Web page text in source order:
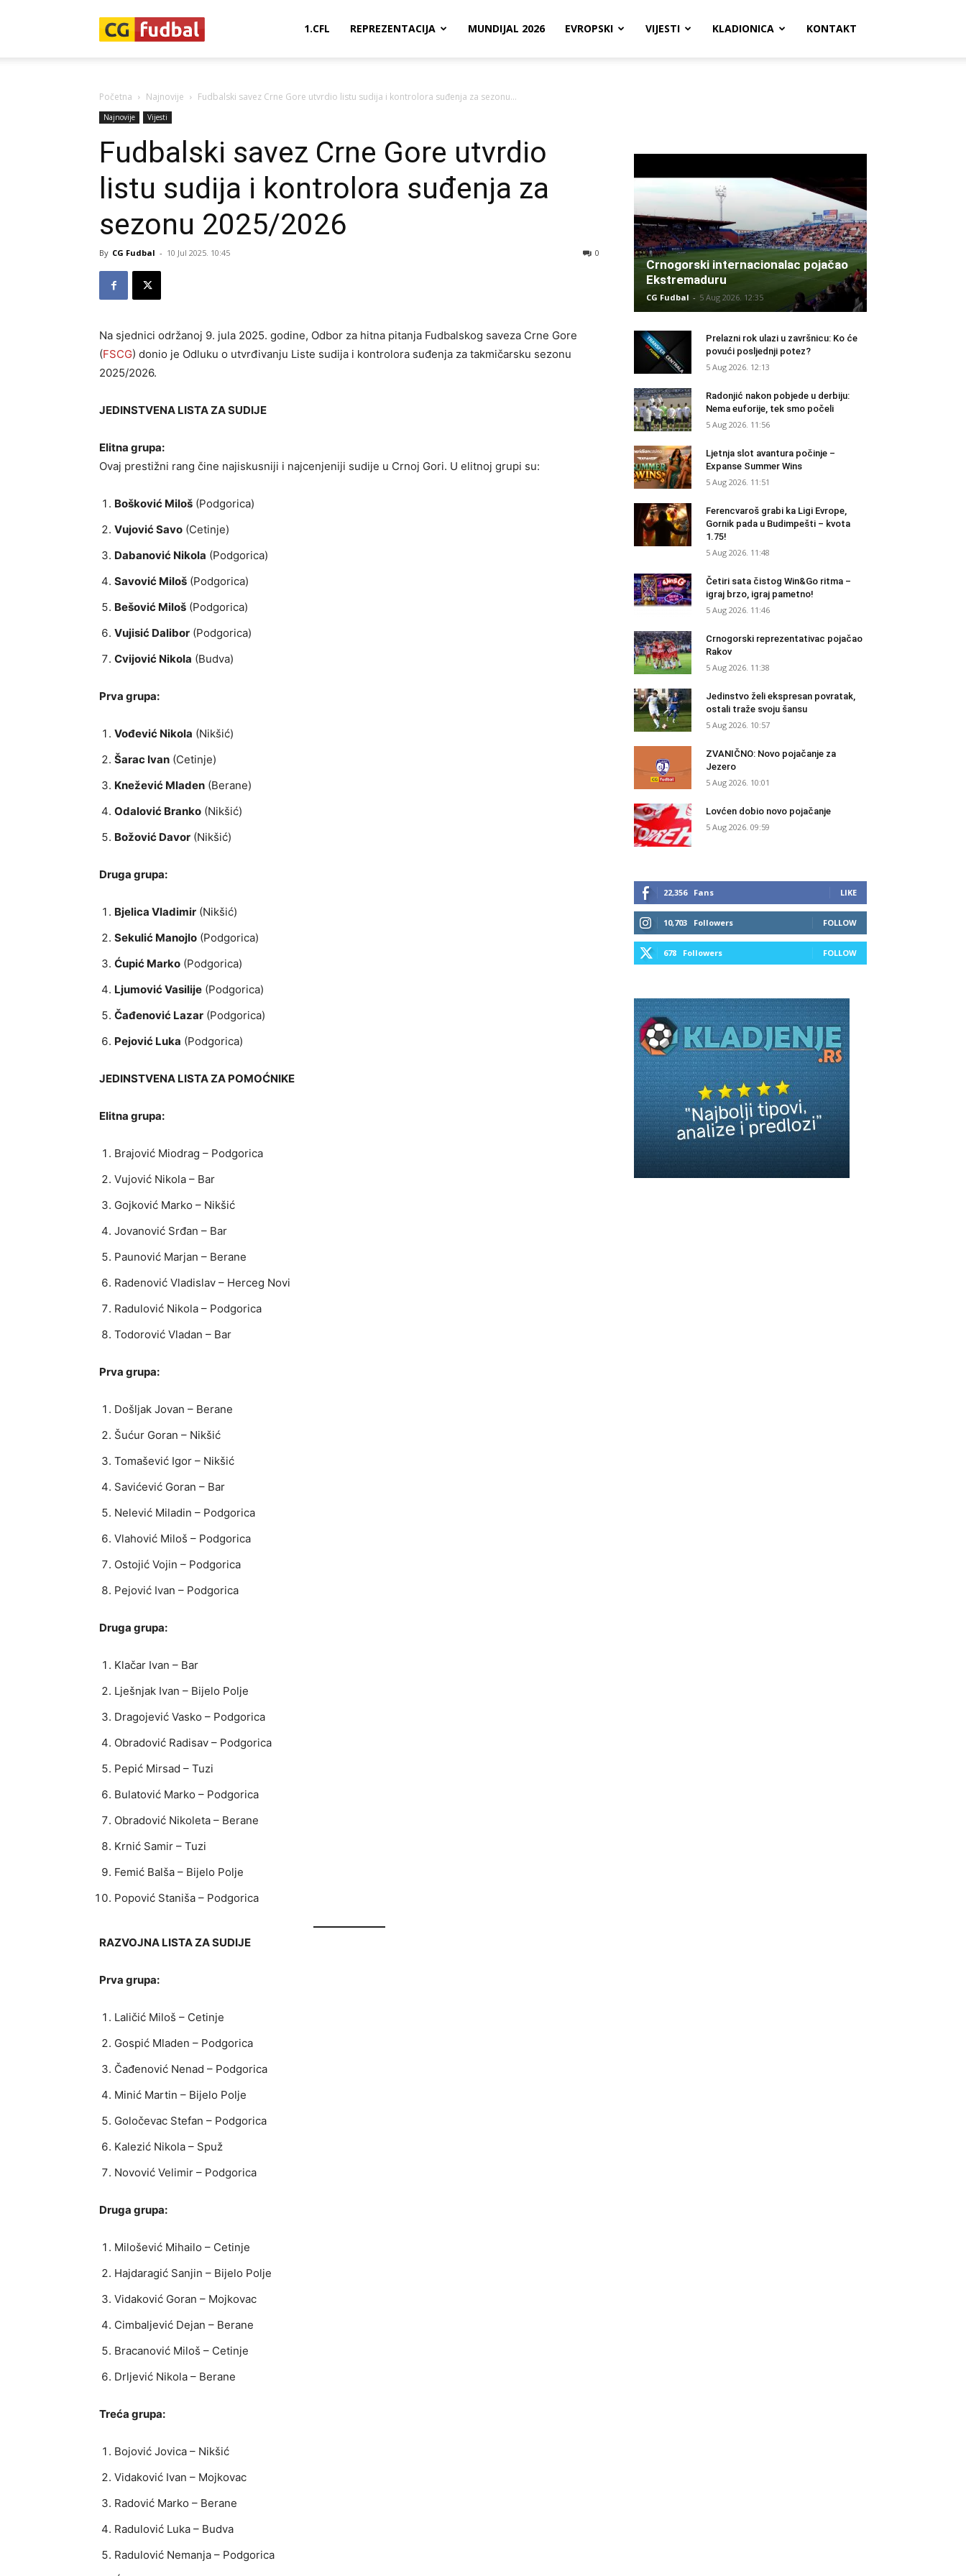
1.CFL REPREZENTACIJA MUNDIJAL 2026 EVROPSKI VIJESTI KLADIONICA KONTAKT
Početna Najnovije Fudbalski savez Crne Gore utvrdio listu sudija i kontrolora suđenja za sezonu...
Najnovije Vijesti
Fudbalski savez Crne Gore utvrdio
listu sudija i kontrolora suđenja za
sezonu 2025/2026
By CG Fudbal - 10 Jul 2025. 10:45 0
Na sjednici održanoj 9. jula 2025. godine, Odbor za hitna pitanja Fudbalskog saveza Crne Gore
(FSCG) donio je Odluku o utvrđivanju Liste sudija i kontrolora suđenja za takmičarsku sezonu
2025/2026.
JEDINSTVENA LISTA ZA SUDIJE
Elitna grupa:
Ovaj prestižni rang čine najiskusniji i najcenjeniji sudije u Crnoj Gori. U elitnoj grupi su:
Bošković Miloš (Podgorica)
Vujović Savo (Cetinje)
Dabanović Nikola (Podgorica)
Savović Miloš (Podgorica)
Bešović Miloš (Podgorica)
Vujisić Dalibor (Podgorica)
Cvijović Nikola (Budva)
Prva grupa:
Vođević Nikola (Nikšić)
Šarac Ivan (Cetinje)
Knežević Mladen (Berane)
Odalović Branko (Nikšić)
Božović Davor (Nikšić)
Druga grupa:
Bjelica Vladimir (Nikšić)
Sekulić Manojlo (Podgorica)
Ćupić Marko (Podgorica)
Ljumović Vasilije (Podgorica)
Čađenović Lazar (Podgorica)
Pejović Luka (Podgorica)
JEDINSTVENA LISTA ZA POMOĆNIKE
Elitna grupa:
Brajović Miodrag – Podgorica
Vujović Nikola – Bar
Gojković Marko – Nikšić
Jovanović Srđan – Bar
Paunović Marjan – Berane
Radenović Vladislav – Herceg Novi
Radulović Nikola – Podgorica
Todorović Vladan – Bar
Prva grupa:
Došljak Jovan – Berane
Šućur Goran – Nikšić
Tomašević Igor – Nikšić
Savićević Goran – Bar
Nelević Miladin – Podgorica
Vlahović Miloš – Podgorica
Ostojić Vojin – Podgorica
Pejović Ivan – Podgorica
Druga grupa:
Klačar Ivan – Bar
Lješnjak Ivan – Bijelo Polje
Dragojević Vasko – Podgorica
Obradović Radisav – Podgorica
Pepić Mirsad – Tuzi
Bulatović Marko – Podgorica
Obradović Nikoleta – Berane
Krnić Samir – Tuzi
Femić Balša – Bijelo Polje
Popović Staniša – Podgorica
RAZVOJNA LISTA ZA SUDIJE
Prva grupa:
Laličić Miloš – Cetinje
Gospić Mladen – Podgorica
Čađenović Nenad – Podgorica
Minić Martin – Bijelo Polje
Goločevac Stefan – Podgorica
Kalezić Nikola – Spuž
Novović Velimir – Podgorica
Druga grupa:
Milošević Mihailo – Cetinje
Hajdaragić Sanjin – Bijelo Polje
Vidaković Goran – Mojkovac
Cimbaljević Dejan – Berane
Bracanović Miloš – Cetinje
Drljević Nikola – Berane
Treća grupa:
Bojović Jovica – Nikšić
Vidaković Ivan – Mojkovac
Radović Marko – Berane
Radulović Luka – Budva
Radulović Nemanja – Podgorica
Crnogorski internacionalac pojačao
Ekstremaduru
CG Fudbal - 5 Aug 2026. 12:35
Prelazni rok ulazi u završnicu: Ko će
povući posljednji potez?
5 Aug 2026. 12:13
Radonjić nakon pobjede u derbiju:
Nema euforije, tek smo počeli
5 Aug 2026. 11:56
Ljetnja slot avantura počinje –
Expanse Summer Wins
5 Aug 2026. 11:51
Ferencvaroš grabi ka Ligi Evrope,
Gornik pada u Budimpešti – kvota
1.75!
5 Aug 2026. 11:48
Četiri sata čistog Win&Go ritma –
igraj brzo, igraj pametno!
5 Aug 2026. 11:46
Crnogorski reprezentativac pojačao
Rakov
5 Aug 2026. 11:38
Jedinstvo želi ekspresan povratak,
ostali traže svoju šansu
5 Aug 2026. 10:57
ZVANIČNO: Novo pojačanje za
Jezero
5 Aug 2026. 10:01
Lovćen dobio novo pojačanje
5 Aug 2026. 09:59
22,356 Fans LIKE
10,703 Followers FOLLOW
678 Followers FOLLOW